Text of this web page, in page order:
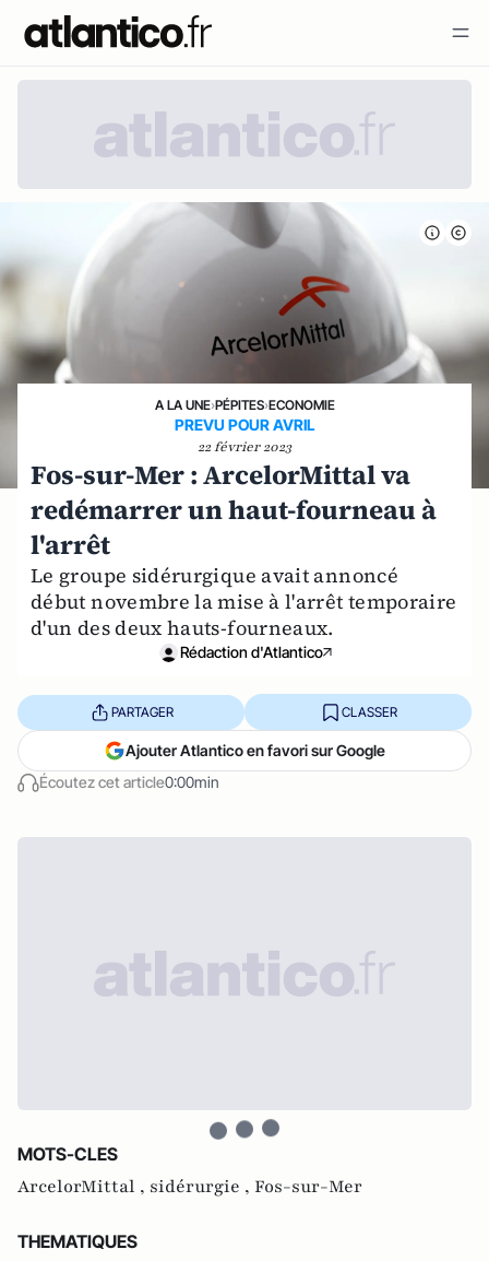
A LA UNE›PÉPITES›ECONOMIE
PREVU POUR AVRIL
22 février 2023
Fos-sur-Mer : ArcelorMittal va
redémarrer un haut-fourneau à
l'arrêt
Le groupe sidérurgique avait annoncé
début novembre la mise à l'arrêt temporaire
d'un des deux hauts-fourneaux.
Rédaction d'Atlantico
Écoutez cet article0:00min
PARTAGER CLASSER
Ajouter Atlantico en favori sur Google
MOTS-CLES
ArcelorMittal , sidérurgie , Fos-sur-Mer
THEMATIQUES